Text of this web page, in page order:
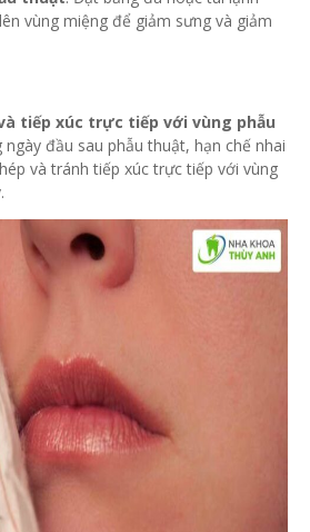
vùng miệng để giảm sưng và giảm
tiếp xúc trực tiếp với vùng phẫu
ngày đầu sau phẫu thuật, hạn chế nhai
và tránh tiếp xúc trực tiếp với vùng